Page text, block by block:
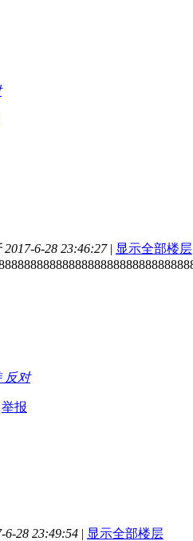
2017-6-28 23:46:27 | 显示全部楼层
反对
举报
6-28 23:49:54 | 显示全部楼层